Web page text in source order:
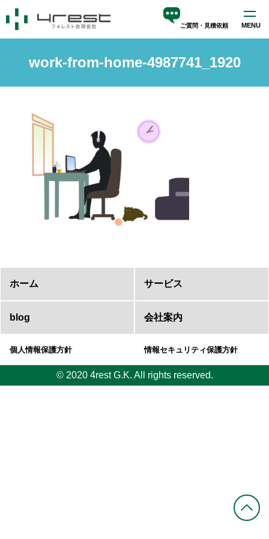
ご質問・見積依頼 MENU
会社案内
work-from-home-4987741_1920
ホーム サービス
blog 会社案内
個人情報保護方針 情報セキュリティ保護方針
© 2020 4rest G.K. All rights reserved.